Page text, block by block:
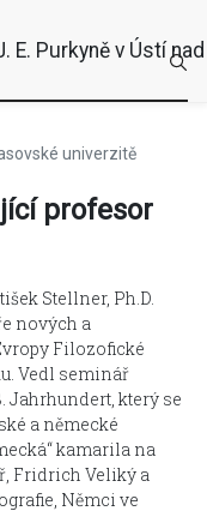
univerzitě
profesor
Stellner, Ph.D.
nových a
Filozofické
Vedl seminář
Jahrhundert, který se
a německé
kamarila na
Fridrich Veliký a
Němci ve